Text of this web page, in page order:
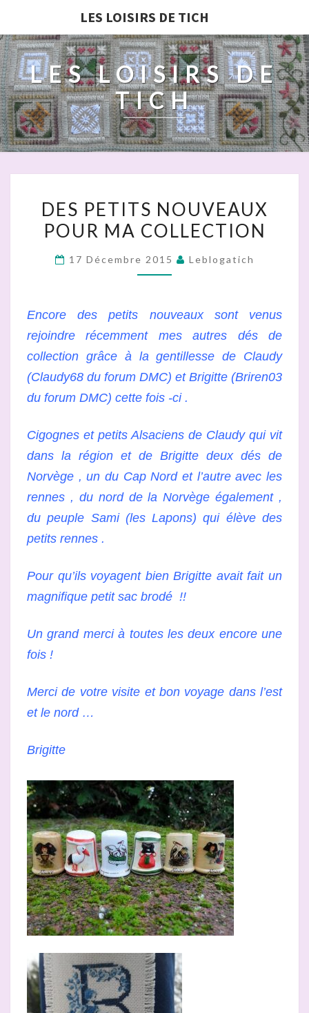
LES LOISIRS DE TICH
LES LOISIRS DE
TICH
PETITS
NOUVEAUX
DES PETITS NOUVEAUX
POUR MA COLLECTION
17 Décembre 2015 Leblogatich
Encore des petits nouveaux sont venus
rejoindre récemment mes autres dés de
collection grâce à la gentillesse de Claudy
(Claudy68 du forum DMC) et Brigitte (Briren03
du forum DMC) cette fois -ci .
Cigognes et petits Alsaciens de Claudy qui vit
dans la région et de Brigitte deux dés de
Norvège , un du Cap Nord et l’autre avec les
rennes , du nord de la Norvège également ,
du peuple Sami (les Lapons) qui élève des
petits rennes .
Pour qu’ils voyagent bien Brigitte avait fait un
magnifique petit sac brodé !!
Un grand merci à toutes les deux encore une
fois !
Merci de votre visite et bon voyage dans l’est
et le nord …
Brigitte